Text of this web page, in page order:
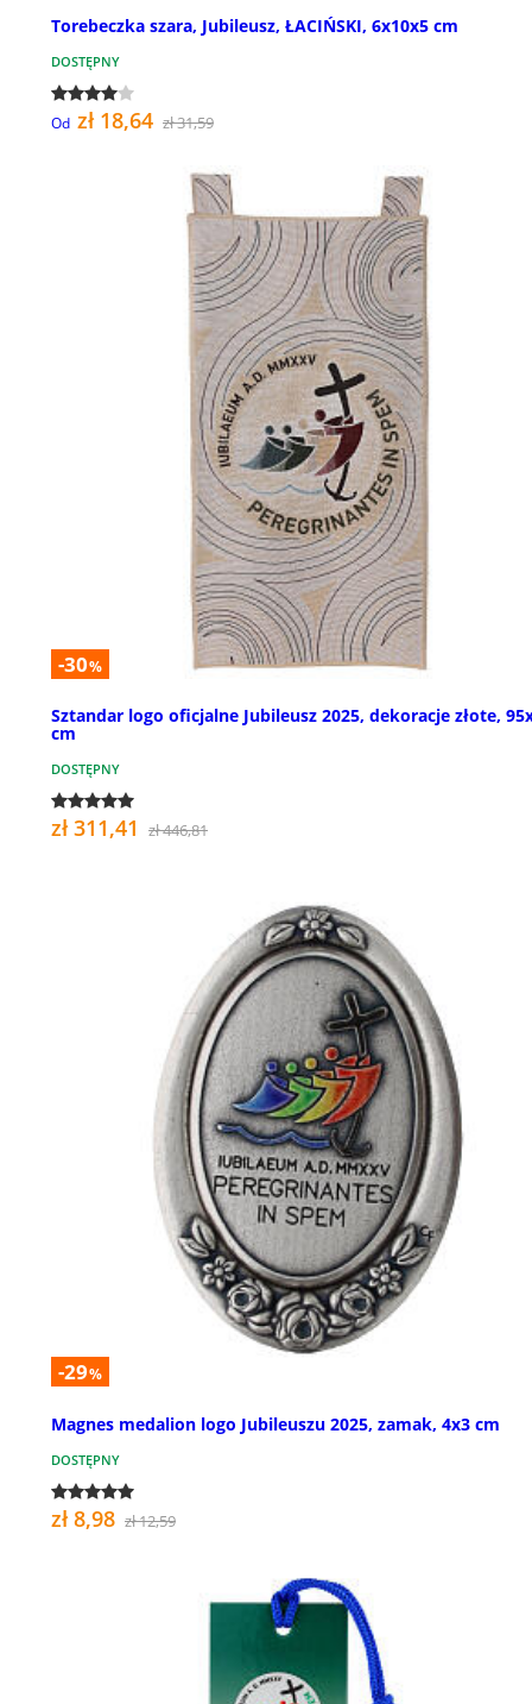
Torebeczka szara, Jubileusz, ŁACIŃSKI, 6x10x5 cm
DOSTĘPNY
Od zł 18,64 zł 31,59
-30%
Sztandar logo oficjalne Jubileusz 2025, dekoracje złote,
cm
DOSTĘPNY
zł 311,41 zł 446,81
-29%
Magnes medalion logo Jubileuszu 2025, zamak, 4x3 cm
DOSTĘPNY
zł 8,98 zł 12,59